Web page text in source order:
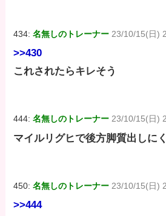
434:名無しのトレーナー 23/10/15(日)
>>430
これされたらキレそう
444:名無しのトレーナー 23/10/15(日)
マイルリグヒで後方脚質出しに
450:名無しのトレーナー 23/10/15(日)
>>444